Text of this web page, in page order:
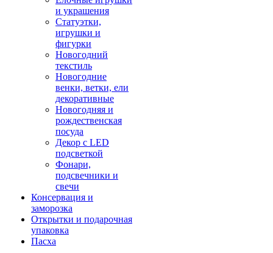
и украшения
Статуэтки,
игрушки и
фигурки
Новогодний
текстиль
Новогодние
венки, ветки, ели
декоративные
Новогодняя и
рождественская
посуда
Декор с LED
подсветкой
Фонари,
подсвечники и
свечи
Консервация и
заморозка
Открытки и подарочная
упаковка
Пасха